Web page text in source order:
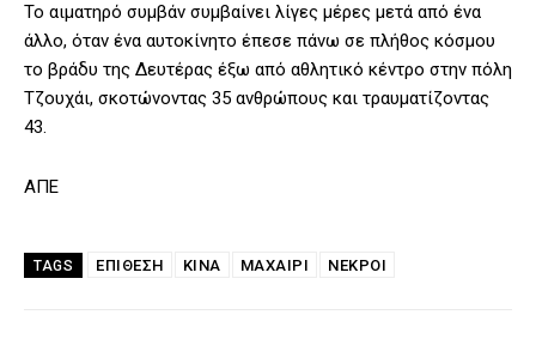
Το αιματηρό συμβάν συμβαίνει λίγες μέρες μετά από ένα
άλλο, όταν ένα αυτοκίνητο έπεσε πάνω σε πλήθος κόσμου
το βράδυ της Δευτέρας έξω από αθλητικό κέντρο στην πόλη
Τζουχάι, σκοτώνοντας 35 ανθρώπους και τραυματίζοντας
43.
ΑΠΕ
TAGS ΕΠΙΘΕΣΗ ΚΙΝΑ ΜΑΧΑΙΡΙ ΝΕΚΡΟΙ